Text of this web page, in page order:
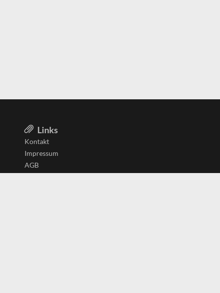
Links
Kontakt
Impressum
AGB